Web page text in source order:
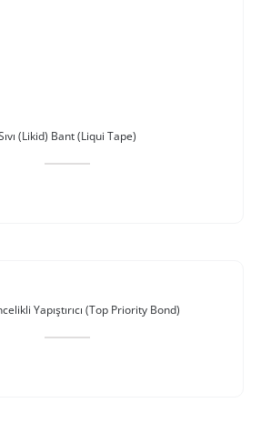
(Likid) Bant (Liqui Tape)
Yapıştırıcı (Top Priority Bond)